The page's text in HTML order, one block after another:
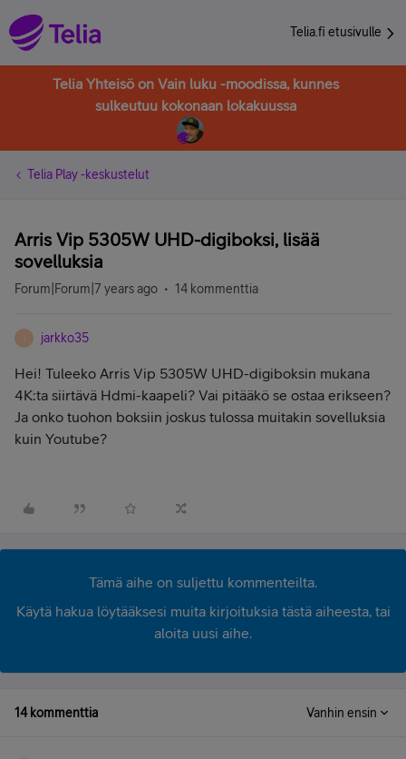
Telia.fi etusivulle
Telia Yhteisö on Vain luku -moodissa, kunnes
sulkeutuu kokonaan lokakuussa
Telia Play -keskustelut
Arris Vip 5305W UHD-digiboksi, lisää
sovelluksia
Forum|Forum|7 years ago 14 kommenttia
J jarkko35
Hei! Tuleeko Arris Vip 5305W UHD-digiboksin mukana
4K:ta siirtävä Hdmi-kaapeli? Vai pitääkö se ostaa erikseen?
Ja onko tuohon boksiin joskus tulossa muitakin sovelluksia
kuin Youtube?
Tämä aihe on suljettu kommenteilta.
Käytä hakua löytääksesi muita kirjoituksia tästä aiheesta, tai
aloita uusi aihe.
14 kommenttia Vanhin ensin